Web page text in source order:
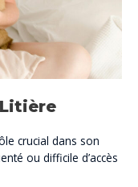
crucial dans son
ou difficile d’accès